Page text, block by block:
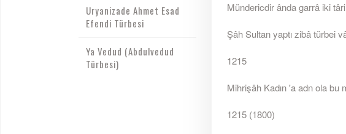
Uryanizade Ahmet Esad
Efendi Türbesi
Ya Vedud (Abdulvedud
Türbesi)
Mündericdir ânda garrâ iki
Şâh Sultan yaptı zibâ türbei
1215
Mihrişâh Kadın 'a adn ola bu
1215 (1800)